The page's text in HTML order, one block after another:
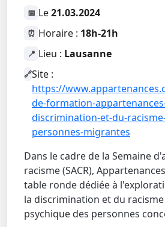
📅 Le21.03.2024
⏰ Horaire : 18h-21h
📍 Lieu : Lausanne
🔗Site :
https://
de-formation-
discrimination-et-du-
personnes-migrantes
Dans le cadre de la Semaine
racisme (SACR),
table ronde dédiée à
la discrimination et du
psychique des personnes